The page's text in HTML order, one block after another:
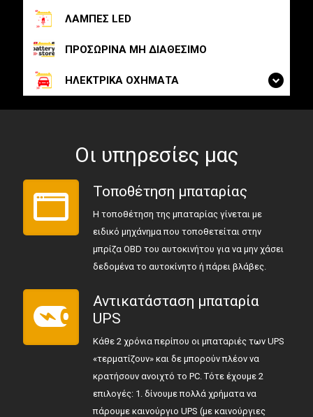
ΛΑΜΠΕΣ LED
ΠΡΟΣΩΡΙΝΑ ΜΗ ΔΙΑΘΕΣΙΜΟ
ΗΛΕΚΤΡΙΚΑ ΟΧΗΜΑΤΑ
Οι υπηρεσίες μας
Τοποθέτηση μπαταρίας
Η τοποθέτηση της μπαταρίας γίνεται με
ειδικό μηχάνημα που τοποθετείται στην
μπρίζα OBD του αυτοκινήτου για να μην χάσει
δεδομένα το αυτοκίνητο ή πάρει βλάβες.
Αντικατάσταση μπαταρία
UPS
Κάθε 2 χρόνια περίπου οι μπαταριές των UPS
«τερματίζουν» και δε μπορούν πλέον να
κρατήσουν ανοιχτό το PC. Τότε έχουμε 2
επιλογές: 1. δίνουμε πολλά χρήματα να
πάρουμε καινούργιο UPS (με καινούργιες